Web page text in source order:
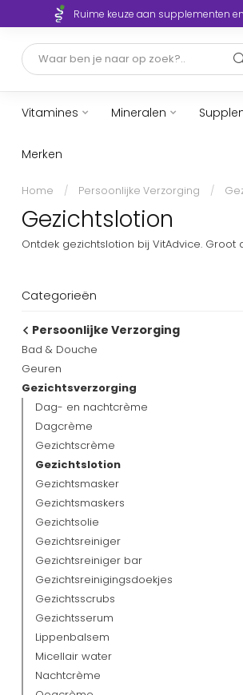
Ruime keuze aan supplementen
Vitamines Mineralen
Merken
Home / Persoonlijke Verzorging /
Gezichtslotion
Ontdek gezichtslotion bij VitAdvice.
Categorieën
Persoonlijke Verzorging
Bad & Douche
Geuren
Gezichtsverzorging
Dag- en nachtcrème
Dagcrème
Gezichtscrème
Gezichtslotion
Gezichtsmasker
Gezichtsmaskers
Gezichtsolie
Gezichtsreiniger
Gezichtsreiniger bar
Gezichtsreinigingsdoekjes
Gezichtsscrubs
Gezichtsserum
Lippenbalsem
Micellair water
Nachtcrème